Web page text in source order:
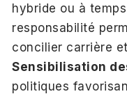
hybride ou à
responsabilité
concilier carrière
Sensibilisation
politiques